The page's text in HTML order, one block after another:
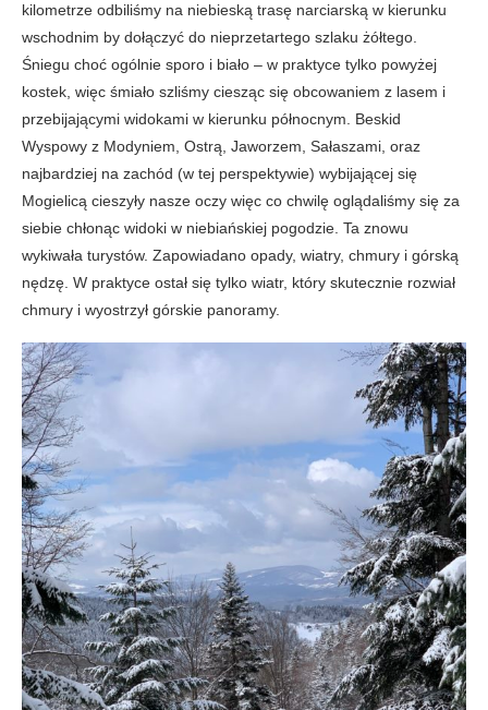
kilometrze odbiliśmy na niebieską trasę narciarską w kierunku
wschodnim by dołączyć do nieprzetartego szlaku żółtego.
Śniegu choć ogólnie sporo i biało – w praktyce tylko powyżej
kostek, więc śmiało szliśmy ciesząc się obcowaniem z lasem i
przebijającymi widokami w kierunku północnym. Beskid
Wyspowy z Modyniem, Ostrą, Jaworzem, Sałaszami, oraz
najbardziej na zachód (w tej perspektywie) wybijającej się
Mogielicą cieszyły nasze oczy więc co chwilę oglądaliśmy się za
siebie chłonąc widoki w niebiańskiej pogodzie. Ta znowu
wykiwała turystów. Zapowiadano opady, wiatry, chmury i górską
nędzę. W praktyce ostał się tylko wiatr, który skutecznie rozwiał
chmury i wyostrzył górskie panoramy.